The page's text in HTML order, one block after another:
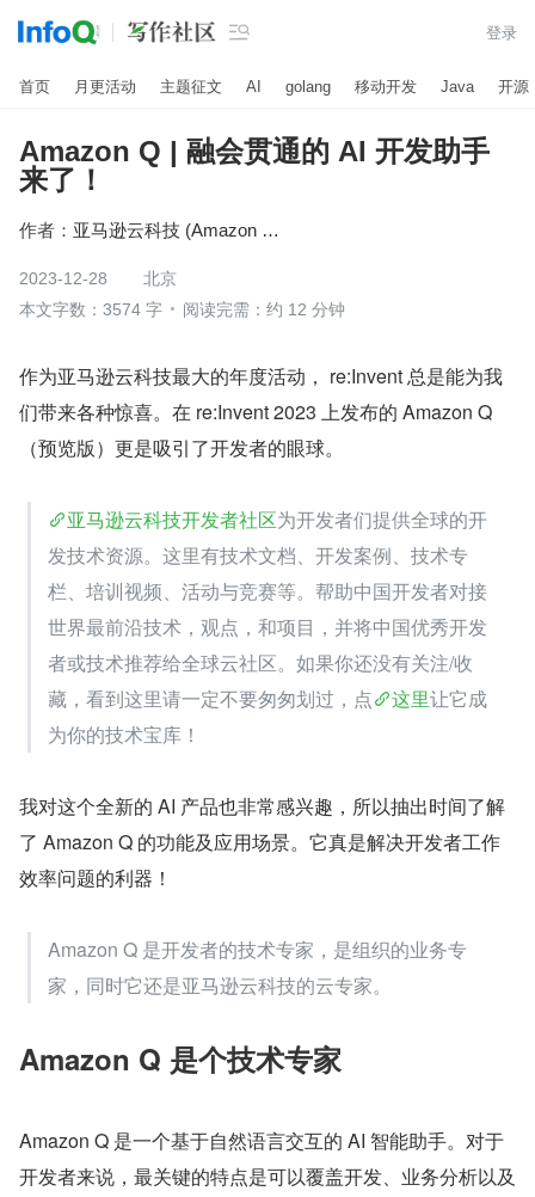
 登录
首页 月更活动 主题征文 AI golang 移动开发 Java 开源
Amazon Q | 融会贯通的 AI 开发助手
来了！
作者： 亚马逊云科技 (Amazon Web Services）
2023-12-28
北京
本文字数：3574 字
阅读完需：约 12 分钟
作为亚马逊云科技最大的年度活动， re:Invent 总是能为我
们带来各种惊喜。在 re:Invent 2023 上发布的 Amazon Q
（预览版）更是吸引了开发者的眼球。
亚马逊云科技开发者社区为开发者们提供全球的开
发技术资源。这里有技术文档、开发案例、技术专
栏、培训视频、活动与竞赛等。帮助中国开发者对接
世界最前沿技术，观点，和项目，并将中国优秀开发
者或技术推荐给全球云社区。如果你还没有关注/收
藏，看到这里请一定不要匆匆划过，点
这里让它成
为你的技术宝库！
我对这个全新的 AI 产品也非常感兴趣，所以抽出时间了解
了 Amazon Q 的功能及应用场景。它真是解决开发者工作
效率问题的利器！
Amazon Q 是开发者的技术专家，是组织的业务专
家，同时它还是亚马逊云科技的云专家。
Amazon Q 是个技术专家
Amazon Q 是一个基于自然语言交互的 AI 智能助手。对于
开发者来说，最关键的特点是可以覆盖开发、业务分析以及